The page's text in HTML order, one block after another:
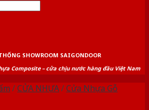
SHOWROOM SAIGONDOOR
Composite – cửa chịu nước hàng đầu Việt Nam
/CỬA NHỰA/Cửa Nhựa Gỗ